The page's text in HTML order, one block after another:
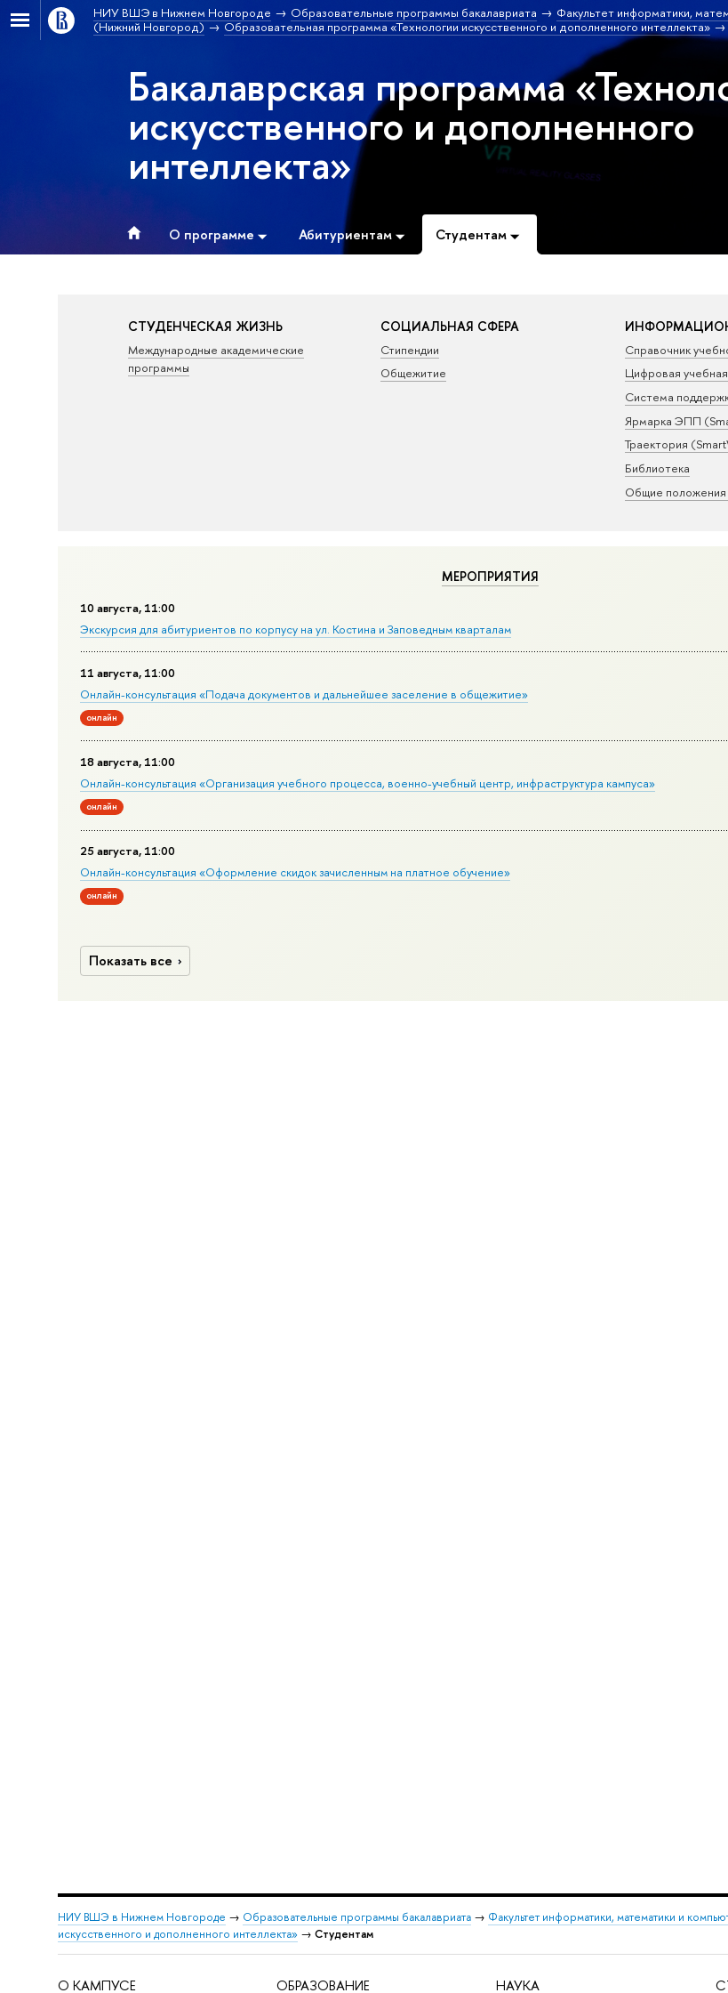
НИУ ВШЭ в Нижнем Новгороде Образовательные программы бакалавриата
Факультет информатики,
(Нижний Новгород)
Образовательная программа «Технологии искусственного и дополненного интеллекта»
Бакалаврская программа
искусственного и дополненного
интеллекта»
О программе Абитуриентам Студентам
СТУДЕНЧЕСКАЯ ЖИЗНЬ
Международные академические
программы
СОЦИАЛЬНАЯ СФЕРА
Стипендии
Общежитие
Справочник
Цифровая
Система
Ярмарка ЭПП
Траектория
Библиотека
Общие положения
МЕРОПРИЯТИЯ
10 августа, 11:00
Экскурсия для абитуриентов по корпусу на ул. Костина и Заповедным кварталам
11 августа, 11:00
Онлайн-консультация «Подача документов и дальнейшее заселение в общежитие»
онлайн
18 августа, 11:00
Онлайн-консультация «Организация учебного процесса, военно-учебный центр, инфраструктура кампуса»
онлайн
25 августа, 11:00
Онлайн-консультация «Оформление скидок зачисленным на платное обучение»
онлайн
Показать все
НИУ ВШЭ в Нижнем Новгороде → Образовательные программы бакалавриата→ Факультет информатики, математики и
искусственного и дополненного интеллекта» → Студентам
О КАМПУСЕ ОБРАЗОВАНИЕ НАУКА